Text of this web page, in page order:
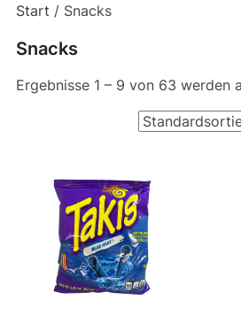
Start / Snacks
Snacks
Ergebnisse 1 – 9 von 63 werden